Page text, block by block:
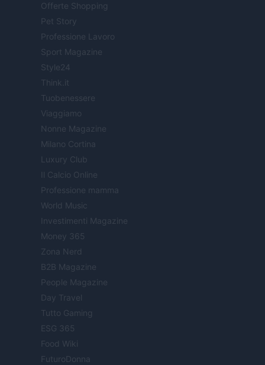
Offerte Shopping
Pet Story
Professione Lavoro
Sport Magazine
Style24
Think.it
Tuobenessere
Viaggiamo
Nonne Magazine
Milano Cortina
Luxury Club
Il Calcio Online
Professione mamma
World Music
Investimenti Magazine
Money 365
Zona Nerd
B2B Magazine
People Magazine
Day Travel
Tutto Gaming
ESG 365
Food Wiki
FuturoDonna